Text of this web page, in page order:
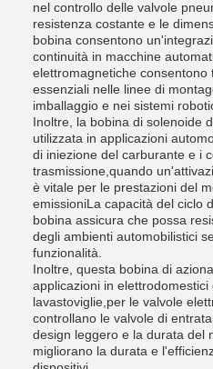
nel controllo delle valvole
resistenza costante e le
bobina consentono
continuità in macchine
elettromagnetiche consentono
essenziali nelle linee di
imballaggio e nei sistemi
Inoltre, la bobina di solenoide
utilizzata in applicazioni
di iniezione del carburante e i
trasmissione,quando
è vitale per le prestazioni del
emissioniLa capacità del ciclo
bobina assicura che possa
degli ambienti automobilistici
funzionalità.
Inoltre, questa bobina di
applicazioni in elettrodomestici
lavastoviglie,per le valvole
controllano le valvole di
design leggero e la durata del
migliorano la durata e